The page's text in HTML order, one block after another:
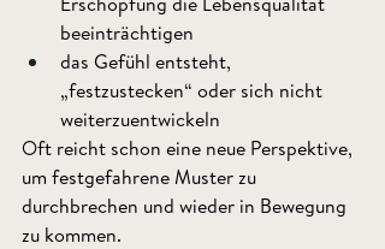
beeinträchtigen
das Gefühl entsteht,
„festzustecken“ oder sich nicht
weiterzuentwickeln
Oft reicht schon eine neue Perspektive,
um festgefahrene Muster zu
durchbrechen und wieder in Bewegung
zu kommen.